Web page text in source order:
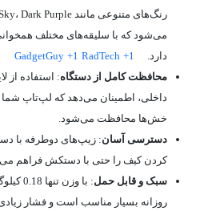
می‌شود که با سلیقه‌های مختلف
دارد.
GadgetGuy +1 RadTech +1
محافظت کامل از دستگاه: استفاده از
داخلی، اطمینان می‌دهد که لپ‌تاپ شما
خش‌ها محافظت می‌شود.
دسترسی آسان: زیپ‌های دوطرفه با
کردن کیف را حتی با دستکش فراهم
سبک و قابل حمل:
با وزن
روزانه بسیار مناسب است و فشار